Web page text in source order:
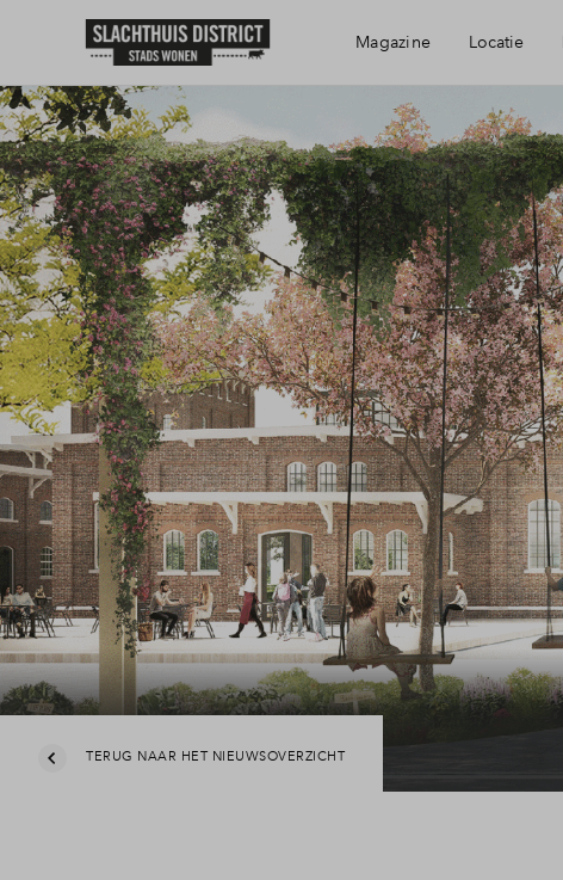
Magazine Locatie
Bereikbaarheid
Voorzieningen
Haarlem
TERUG NAAR HET NIEUWSOVERZICHT